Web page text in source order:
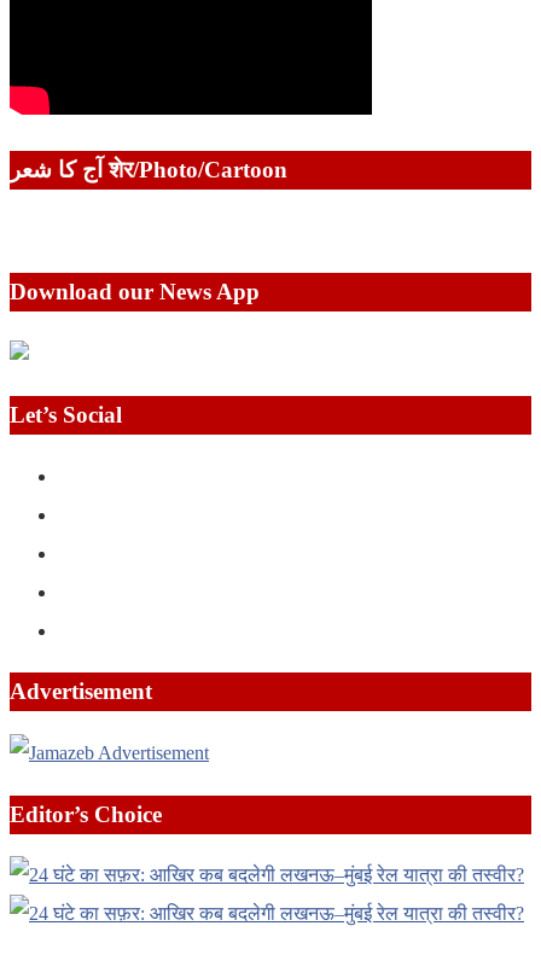
آج کا شعر शेर/Photo/Cartoon
Download our News App
Let’s Social
Advertisement
Editor’s Choice